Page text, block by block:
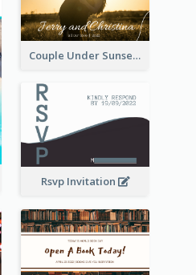
Couple Under Sunset Post Card
Rsvp Invitation